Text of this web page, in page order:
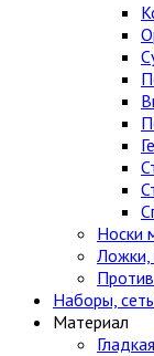
Носки
Ложки,
Наборы,
Материал